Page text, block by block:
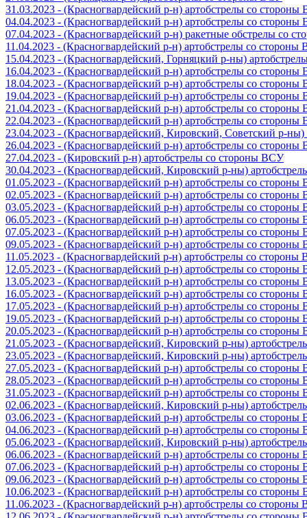
31.03.2023 - (Красногвардейский р-н) артобстрелы со
04.04.2023 - (Красногвардейский р-н) артобстрелы со
07.04.2023 - (Красногвардейский р-н) ракетные обстрелы со
11.04.2023 - (Красногвардейский р-н) артобстрелы со стороны
15.04.2023 - (Красногвардейский, Горняцкий р-ны)
16.04.2023 - (Красногвардейский р-н) артобстрелы со
18.04.2023 - (Красногвардейский р-н) артобстрелы со
19.04.2023 - (Красногвардейский р-н) артобстрелы со
21.04.2023 - (Красногвардейский р-н) артобстрелы со
22.04.2023 - (Красногвардейский р-н) артобстрелы со
23.04.2023 - (Красногвардейский, Кировский, Советский р-
26.04.2023 - (Красногвардейский р-н) артобстрелы со
27.04.2023 - (Кировский р-н) артобстрелы со стороны ВСУ
30.04.2023 - (Красногвардейский, Кировский р-ны)
01.05.2023 - (Красногвардейский р-н) артобстрелы со
02.05.2023 - (Красногвардейский р-н) артобстрелы со
03.05.2023 - (Красногвардейский р-н) артобстрелы со
06.05.2023 - (Красногвардейский р-н) артобстрелы со
07.05.2023 - (Красногвардейский р-н) артобстрелы со
09.05.2023 - (Красногвардейский р-н) артобстрелы со
11.05.2023 - (Красногвардейский р-н) артобстрелы со стороны
12.05.2023 - (Красногвардейский р-н) артобстрелы со
13.05.2023 - (Красногвардейский р-н) артобстрелы со
16.05.2023 - (Красногвардейский р-н) артобстрелы со
17.05.2023 - (Красногвардейский р-н) артобстрелы со
19.05.2023 - (Красногвардейский р-н) артобстрелы со
20.05.2023 - (Красногвардейский р-н) артобстрелы со
21.05.2023 - (Красногвардейский, Кировский р-ны)
23.05.2023 - (Красногвардейский, Кировский р-ны)
27.05.2023 - (Красногвардейский р-н) артобстрелы со
28.05.2023 - (Красногвардейский р-н) артобстрелы со
31.05.2023 - (Красногвардейский р-н) артобстрелы со
02.06.2023 - (Красногвардейский, Кировский р-ны)
03.06.2023 - (Красногвардейский р-н) артобстрелы со
04.06.2023 - (Красногвардейский р-н) артобстрелы со
05.06.2023 - (Красногвардейский, Кировский р-ны)
06.06.2023 - (Красногвардейский р-н) артобстрелы со
07.06.2023 - (Красногвардейский р-н) артобстрелы со
09.06.2023 - (Красногвардейский р-н) артобстрелы со
10.06.2023 - (Красногвардейский р-н) артобстрелы со
11.06.2023 - (Красногвардейский р-н) артобстрелы со стороны